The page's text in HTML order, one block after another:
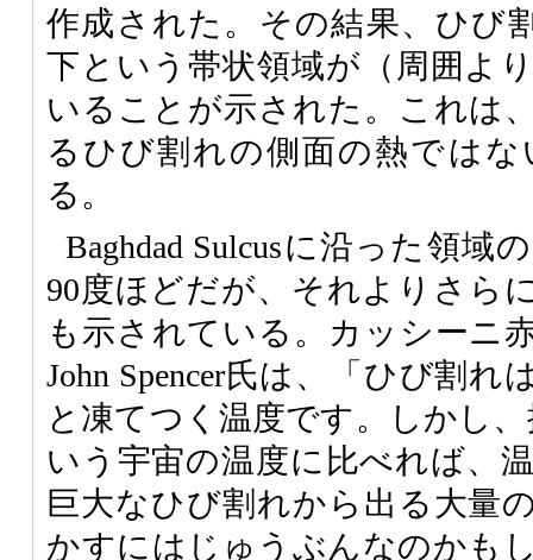
作成された。その結果、ひび
下という帯状領域が（周囲よ
いることが示された。これは
るひび割れの側面の熱では
る。
Baghdad Sulcusに沿った領域
90度ほどだが、それよりさら
も示されている。カッシーニ
John Spencer氏は、「ひび割れ
と凍てつく温度です。しかし
いう宇宙の温度に比べれば、
巨大なひび割れから出る大量
かすにはじゅうぶんなのかも